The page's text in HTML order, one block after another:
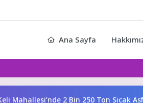
Ana Sayfa
2 Bin 250 Ton Sıcak Asfalt